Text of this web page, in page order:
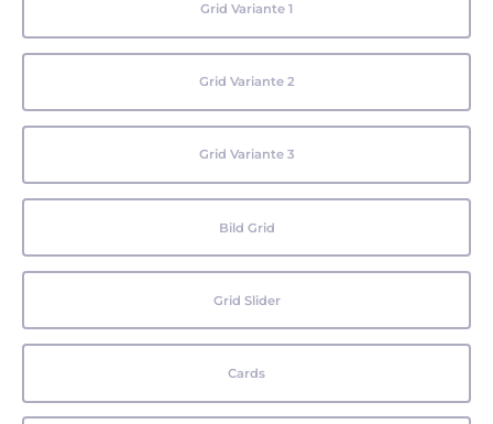
Grid Variante 1
Grid Variante 2
Grid Variante 3
Bild Grid
Grid Slider
Cards